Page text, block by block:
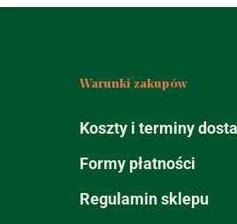
Warunki zakupów
Koszty i terminy
Formy płatności
Regulamin sklepu